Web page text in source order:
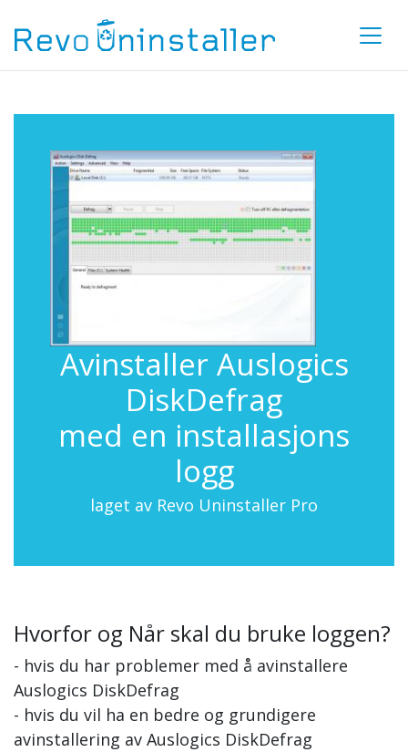
Avinstaller Auslogics
DiskDefrag
med en installasjons
logg
laget av Revo Uninstaller Pro
Hvorfor og Når skal du bruke loggen?
- hvis du har problemer med å avinstallere
Auslogics DiskDefrag
- hvis du vil ha en bedre og grundigere
avinstallering av Auslogics DiskDefrag